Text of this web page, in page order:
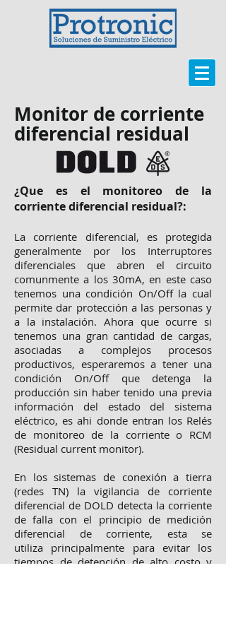
Monitor de corriente
diferencial residual
¿Que es el monitoreo de la
corriente diferencial residual?:
La corriente diferencial, es protegida
generalmente por los Interruptores
diferenciales que abren el circuito
comunmente a los 30mA, en este caso
tenemos una condición On/Off la cual
permite dar protección a las personas y
a la instalación. Ahora que ocurre si
tenemos una gran cantidad de cargas,
asociadas a complejos procesos
productivos, esperaremos a tener una
condición On/Off que detenga la
producción sin haber tenido una previa
información del estado del sistema
eléctrico, es ahi donde entran los Relés
de monitoreo de la corriente o RCM
(Residual current monitor).
En los sistemas de conexión a tierra
(redes TN) la vigilancia de corriente
diferencial de DOLD detecta la corriente
de falla con el principio de medición
diferencial de corriente, esta se
utiliza principalmente para evitar los
tiempos de detención de alto costo y